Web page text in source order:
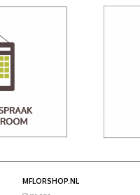
MFLORSHOP.NL